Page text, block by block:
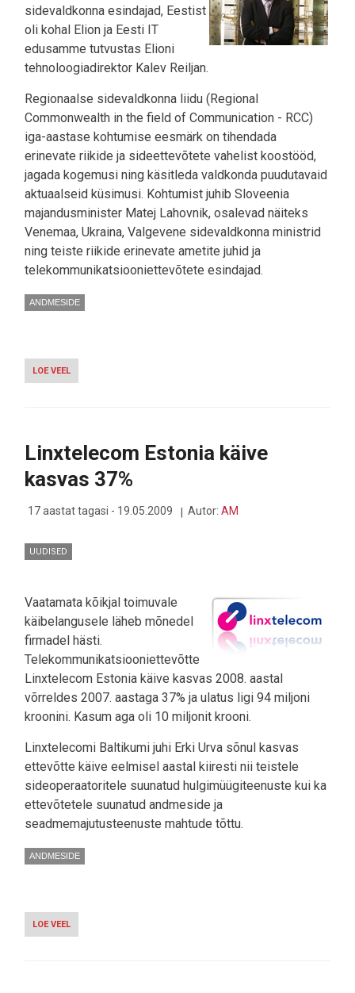
sidevaldkonna esindajad, Eestist
oli kohal Elion ja Eesti IT
edusamme tutvustas Elioni
tehnoloogiadirektor Kalev Reiljan.
Regionaalse sidevaldkonna liidu (Regional
Commonwealth in the field of Communication - RCC)
iga-aastase kohtumise eesmärk on tihendada
erinevate riikide ja sideettevõtete vahelist koostööd,
jagada kogemusi ning käsitleda valdkonda puudutavaid
aktuaalseid küsimusi. Kohtumist juhib Sloveenia
majandusminister Matej Lahovnik, osalevad näiteks
Venemaa, Ukraina, Valgevene sidevaldkonna ministrid
ning teiste riikide erinevate ametite juhid ja
telekommunikatsiooniettevõtete esindajad.
ANDMESIDE
LOE VEEL
ELION
EESTI
EDUSAMME
Linxtelecom Estonia käive
kasvas 37%
17 aastat tagasi - 19.05.2009 Autor: AM
UUDISED
Vaatamata kõikjal toimuvale
käibelangusele läheb mõnedel
firmadel hästi.
Telekommunikatsiooniettevõtte
Linxtelecom Estonia käive kasvas 2008. aastal
võrreldes 2007. aastaga 37% ja ulatus ligi 94 miljoni
kroonini. Kasum aga oli 10 miljonit krooni.
Linxtelecomi Baltikumi juhi Erki Urva sõnul kasvas
ettevõtte käive eelmisel aastal kiiresti nii teistele
sideoperaatoritele suunatud hulgimüügiteenuste kui ka
ettevõtetele suunatud andmeside ja
seadmemajutusteenuste mahtude tõttu.
ANDMESIDE
LOE VEEL
LINXTELECOM